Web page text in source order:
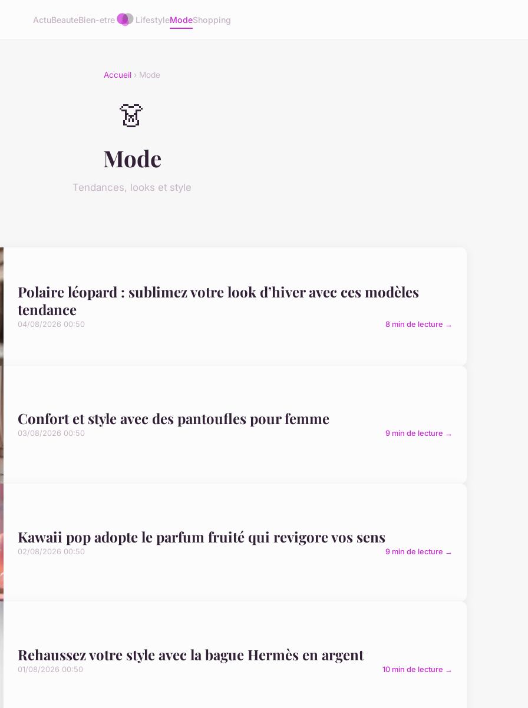
ActuBeauteBien-etre LifestyleModeShopping
Accueil › Mode
👗
Mode
Tendances, looks et style
Polaire léopard : sublimez votre look d’hiver avec ces modèles
tendance
04/08/2026 00:50 8 min de lecture →
Confort et style avec des pantoufles pour femme
03/08/2026 00:50 9 min de lecture →
Kawaii pop adopte le parfum fruité qui revigore vos sens
02/08/2026 00:50 9 min de lecture →
Rehaussez votre style avec la bague Hermès en argent
01/08/2026 00:50 10 min de lecture →